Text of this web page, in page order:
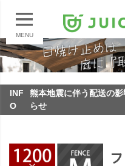
MENU
INF
O
熊本地震に伴う配送の
らせ